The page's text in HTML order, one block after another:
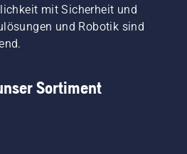
mit Sicherheit und
und Robotik sind
Sortiment